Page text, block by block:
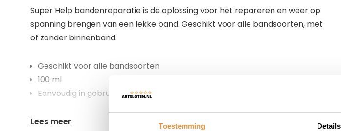
Toestemming Details
Super Help bandenreparatie is de oplossing voor het repareren en weer op
spanning brengen van een lekke band. Geschikt voor alle bandsoorten, met
of zonder binnenband.
Geschikt voor alle bandsoorten
100 ml
Eenvoudig in gebruik
Lees meer